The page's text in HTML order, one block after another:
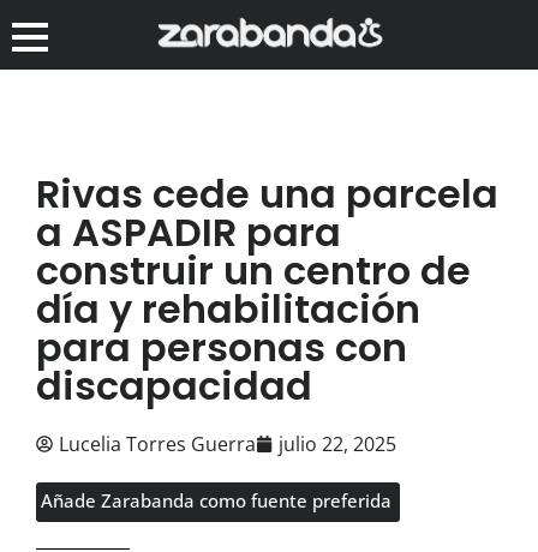
Rivas cede una parcela
a ASPADIR para
construir un centro de
día y rehabilitación
para personas con
discapacidad
Lucelia Torres Guerra julio 22, 2025
Añade Zarabanda como fuente preferida